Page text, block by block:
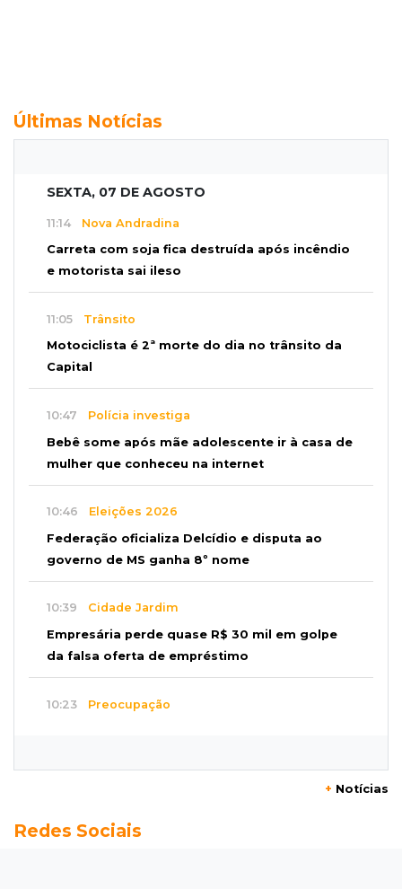
Últimas Notícias
SEXTA, 07 DE AGOSTO
11:14 Nova Andradina
Carreta com soja fica destruída após incêndio
e motorista sai ileso
11:05 Trânsito
Motociclista é 2ª morte do dia no trânsito da
Capital
10:47 Polícia investiga
Bebê some após mãe adolescente ir à casa de
mulher que conheceu na internet
10:46 Eleições 2026
Federação oficializa Delcídio e disputa ao
governo de MS ganha 8º nome
10:39 Cidade Jardim
Empresária perde quase R$ 30 mil em golpe
da falsa oferta de empréstimo
10:23 Preocupação
Superávit comercial de MS cresce 17,8% com
+ Notícias
Redes Sociais